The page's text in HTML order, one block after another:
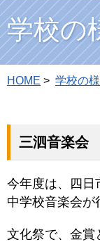
学校の
HOME > 学校の
三泗音楽会
今年度は、四日
中学校音楽会が
文化祭で、金賞